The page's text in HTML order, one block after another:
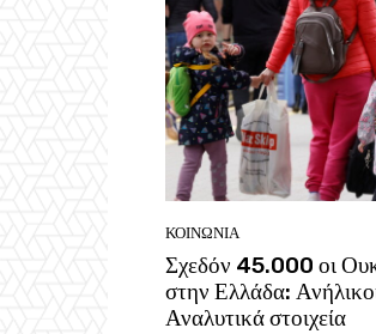
ΚΟΙΝΩΝΙΑ
Σχεδόν 45.000 οι
στην Ελλάδα:
Αναλυτικά στοιχεία